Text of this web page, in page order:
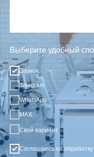
Выберите удобный
Звонок
Telegram
WhatsApp
MAX
Свой вариант
Соглашаюсь на обработку